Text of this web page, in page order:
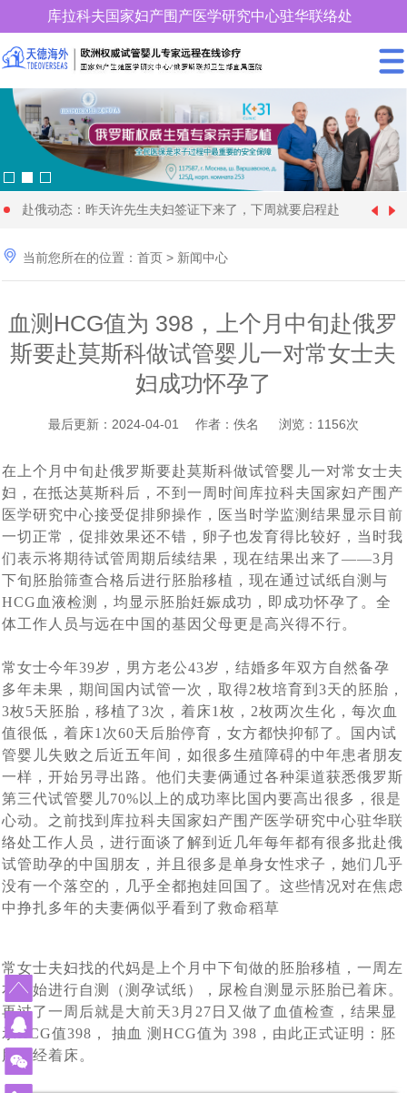
库拉科夫国家妇产围产医学研究中心驻华联络处
400-900-3185
赴俄动态：昨天许先生夫妇签证下来了，下周就要启程赴
[2024-09-20]
28 岁俄罗斯姑娘与57 岁的土耳其富商在格鲁吉亚代怀生
怀求子，现成功移植 [2024-08-28]
快要分娩了，马上8个月，俄罗斯试管婴儿机构开始为黄
女士找保姆了 [2024-08-11]
36岁单身女性赴俄罗斯找了一位同岁的代妈试管婴儿代怀
求子，正做非侵入性产前检查 [2024-06-22]
为什么适龄生育可以降低隐形基因遗传病的发病率_天德
海外试管婴儿助孕有保障 [2024-06-07]
接受不孕不育 [2024-05-15]
上个月赴俄罗斯试管婴儿助孕的陈先生的胚胎筛查结果出
来了， 5颗囊胚2颗过检（合格），2个男孩 [2024-05-07]
大龄女性单身做试管求子：我只是没结婚，不代表我就没
有生育权 [2024-04-28]
南京夫妇赴俄罗斯试管婴儿求子，一边尝试自卵自怀一边
借卵代怀，准备与代妈同时移植看谁怀的宝宝出生 [2024-
04-24]
43岁的中年夫妇赴白俄罗斯代怀助孕，阶段性成功报告：
已经能听到孩子心跳了 [2024-04-15]
上周43岁陈先生夫妇赴俄罗斯试管婴儿求子，取得9颗卵
子8颗卵子成熟6颗成功受精5颗进入了囊胚阶段，超过了平均
血测HCG值为 398，上个月中旬赴俄罗斯要赴莫斯科做试
管助孕，男士在找卵妹借卵，女士找精卵银行借精 [2024-
03-25]
又有一波夫妻要赴俄罗斯做试管婴儿了，他们已经抵达了
莫斯科在做促排卵 [2024-03-18]
20多岁的小夫妻，国内试管婴儿移植5未着床，如果是你
该如何应对 [2024-03-13]
陕西姑娘与南京小伙赴俄罗斯自卵代孕上周已经完成取
卵，取12枚卵子，9枚成熟 ，期待后续胚胎培育结果
[2024-03-06]
今天收到白俄罗斯方面妊娠成功消息，又有一对90后南京
夫妇在俄罗斯做试管婴儿再到白俄罗斯找代妈做代孕，终究
怀上了 [2024-02-19]
北京青年与西安姑娘跨越三国、行程万里试管求子，没有
什么能挡住我们为人父母的梦想_白俄罗斯代孕 [2024-01-
29]
单身人群赴白俄罗斯代孕求子现状：买张机票就出发签证
都不用办_国外出生的孩子回出国上户口这样办 [2024-01-
14]
外国人赴白俄罗斯代孕现状：法律是支持的，民众也是有
误解的 [2024-01-05]
莫斯科试管婴儿医院排名_在莫斯科的俄罗斯试管婴儿医
院家更靠谱 [2023-12-14]
白俄罗斯有启动免费预算体外受精计划，赴白俄罗斯做试
挑代妈，我帮你看卵妹 [2023-11-17]
2023年中俄两国在加强经济贸易合作，同时还在医疗方面
签署医学领域合作意向书 [2023-11-02]
2023年11月10日正式落实中哈免签政策，为中国有赴海
外试管婴儿助孕需求的朋友带来福音 [2023-10-24]
43年杨女士今天进入试管婴儿周期，出现下腹部中度疼痛
的现象，生殖医生介绍说正常现象
43年北京职场达人执着生育，带着父母一家三口二次赴俄
罗斯试管婴儿促排，开启单身求子之旅
中国单身女性赴俄罗斯做试管婴儿单身求子：可以不要老
 当前您所在的位置：首页 > 新闻中心
血测HCG值为 398，上个月中旬赴俄罗
斯要赴莫斯科做试管婴儿一对常女士夫
妇成功怀孕了
最后更新：2024-04-01 作者：佚名 浏览：1156次
在上个月中旬赴俄罗斯要赴莫斯科做试管婴儿一对常女士夫
妇，在抵达莫斯科后，不到一周时间库拉科夫国家妇产围产
医学研究中心接受促排卵操作，医当时学监测结果显示目前
一切正常，促排效果还不错，卵子也发育得比较好，当时我
们表示将期待试管周期后续结果，现在结果出来了——3月
下旬胚胎筛查合格后进行胚胎移植，现在通过试纸自测与
HCG血液检测，均显示胚胎妊娠成功，即成功怀孕了。全
体工作人员与远在中国的基因父母更是高兴得不行。
常女士今年39岁，男方老公43岁，结婚多年双方自然备孕
多年未果，期间国内试管一次，取得2枚培育到3天的胚胎，
3枚5天胚胎，移植了3次，着床1枚，2枚两次生化，每次血
值很低，着床1次60天后胎停育，女方都快抑郁了。
国内试
管婴儿失败之后近五年间，如很多生殖障碍的中年患者朋友
一样，开始另寻出路。他们夫妻俩通过各种渠道获悉俄罗斯
第三代试管婴儿70%以上的成功率比国内要高出很多，很是
心动。之前找到库拉科夫国家妇产围产医学研究中心驻华联
络处工作人员，进行面谈了解到近几年每年都有很多批赴俄
试管助孕的中国朋友，并且很多是单身女性求子，她们几乎
没有一个落空的，几乎全都抱娃回国了。这些情况对在焦虑
中挣扎多年的夫妻俩似乎看到了救命稻草
常女士夫妇找的代妈是上个月中下旬做的胚胎移植，一周左
右开始进行自测（测孕试纸），尿检自测显示胚胎已着床。
再过了一周后就是大前天3月27日又做了血值检查，结果显
示HCG值398， 抽血 测HCG值为 398，由此正式证明：胚
胎已经着床。